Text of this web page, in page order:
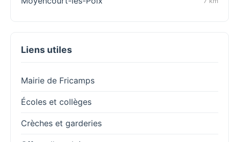
Liens utiles
Mairie de Fricamps
Écoles et collèges
Crèches et garderies